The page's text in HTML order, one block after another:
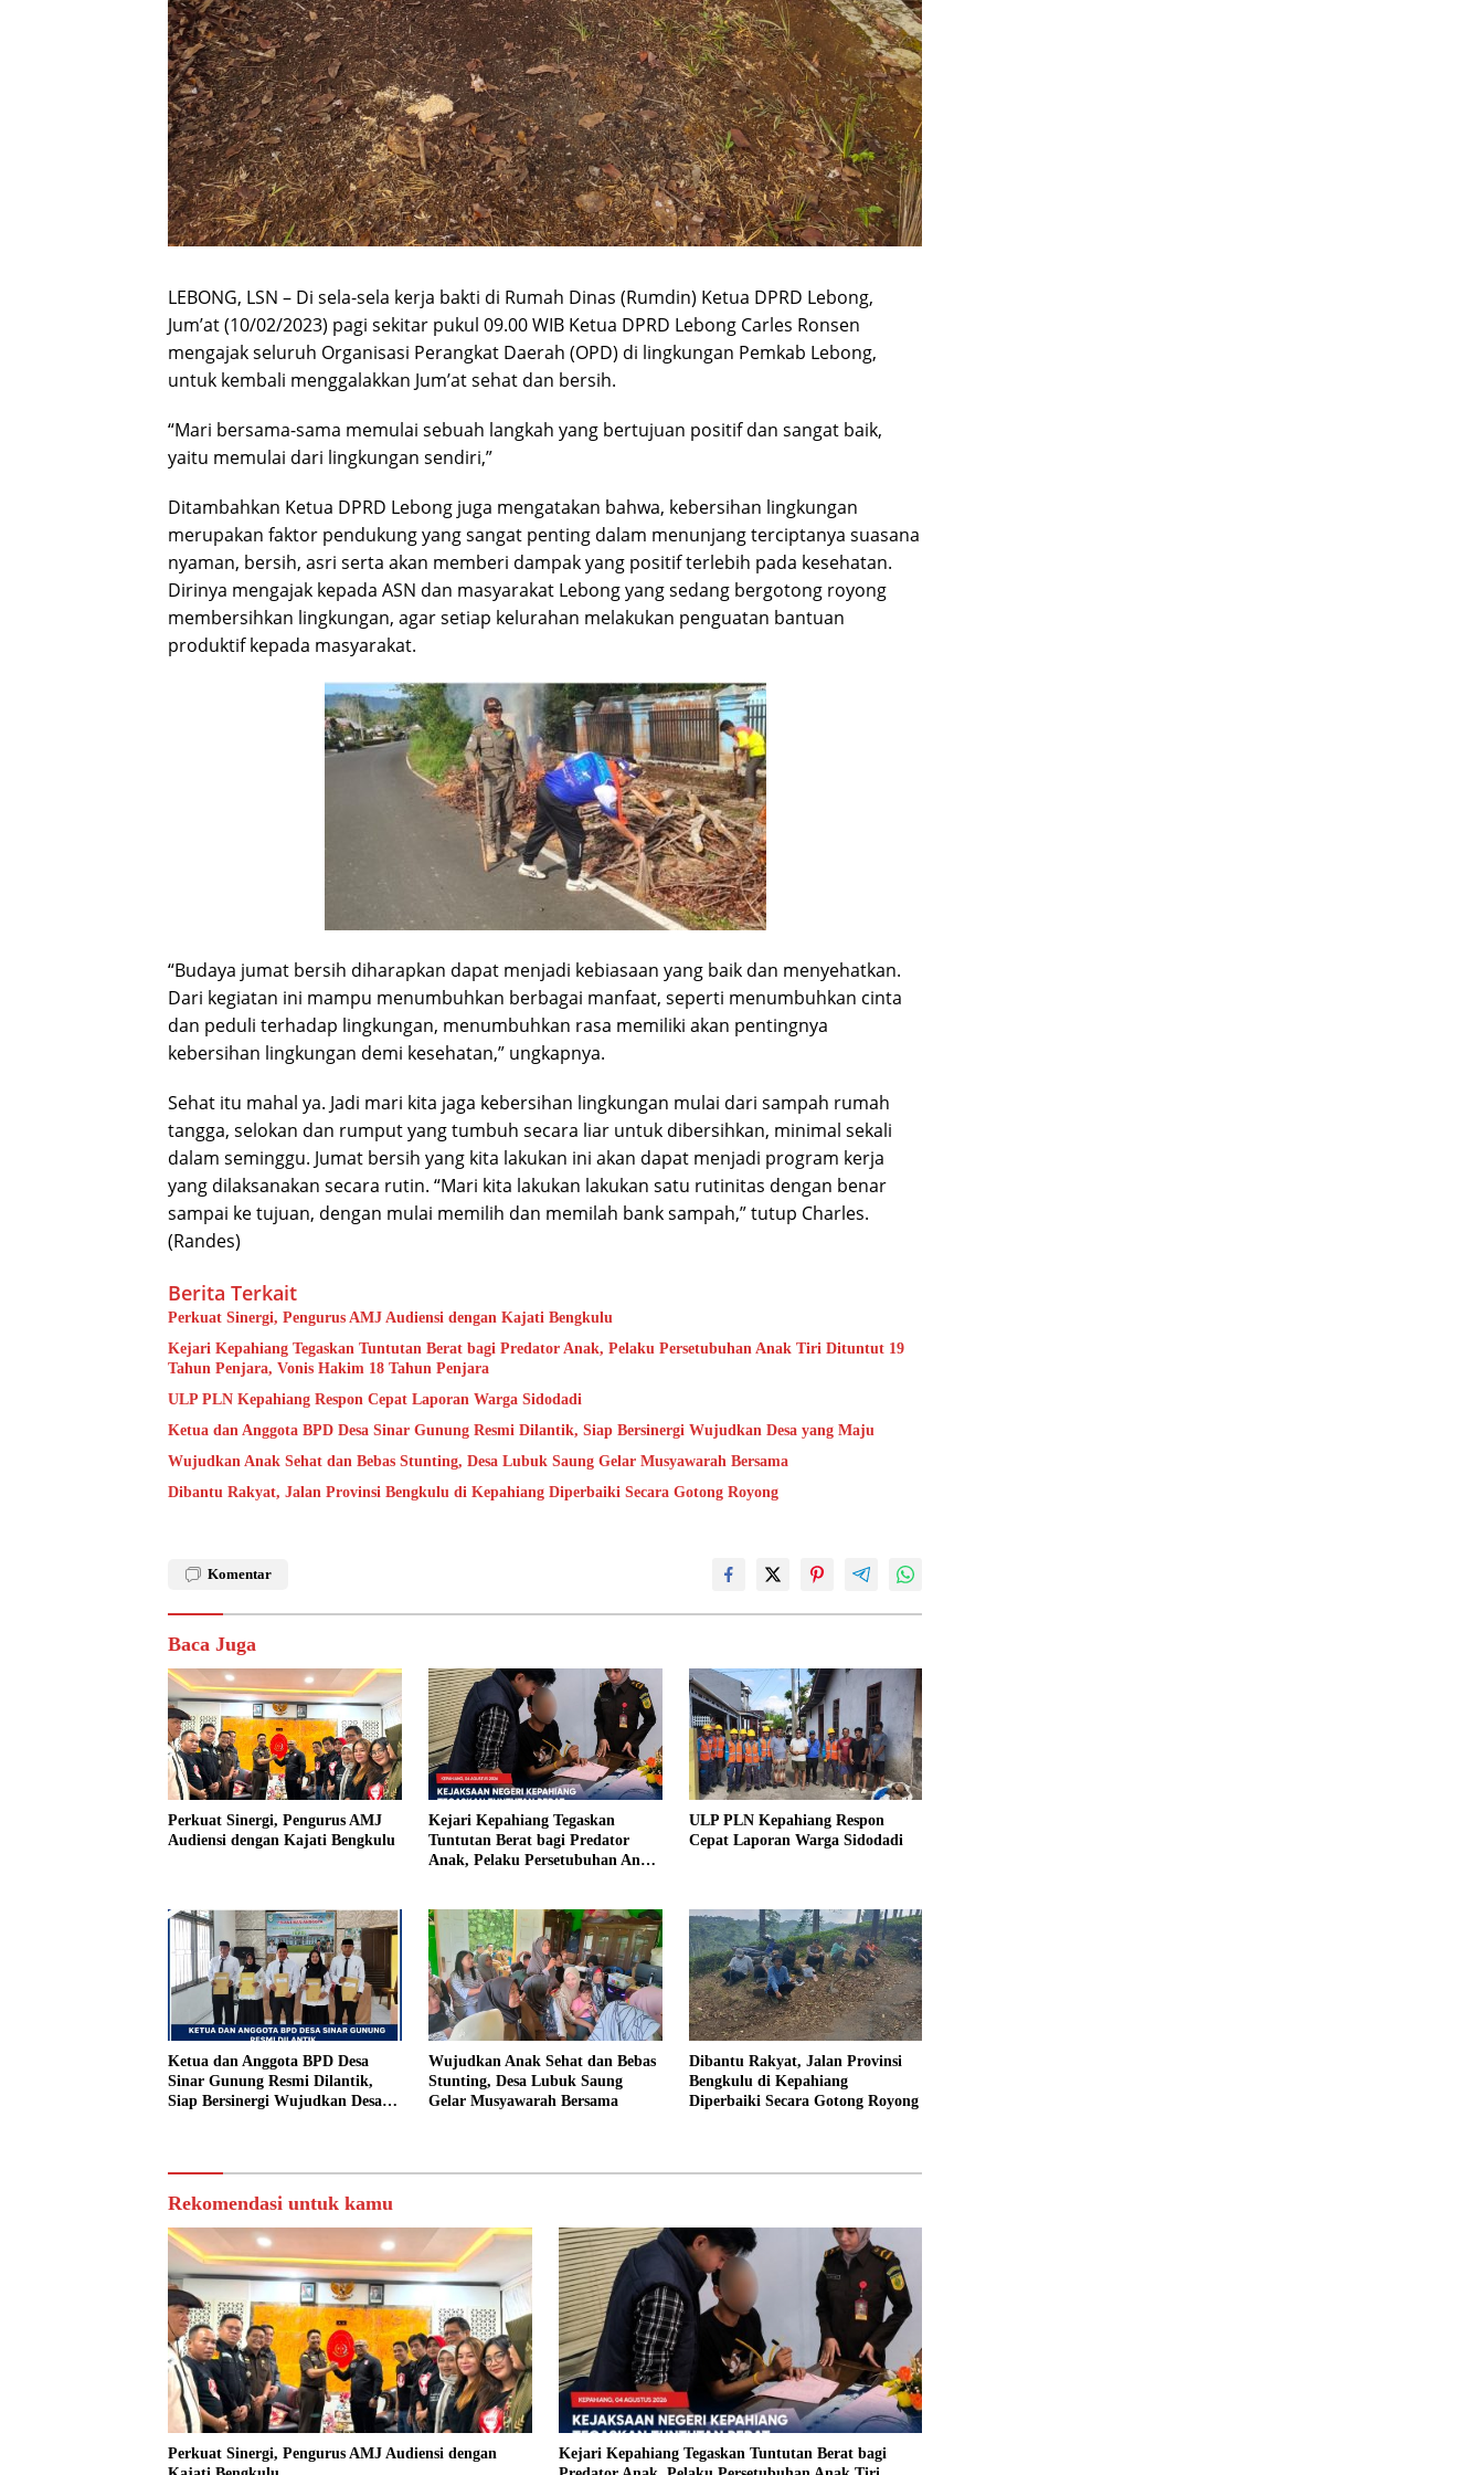
LEBONG, LSN – Di sela-sela kerja bakti di Rumah Dinas (Rumdin) Ketua DPRD Lebong,
Jum’at (10/02/2023) pagi sekitar pukul 09.00 WIB Ketua DPRD Lebong Carles Ronsen
mengajak seluruh Organisasi Perangkat Daerah (OPD) di lingkungan Pemkab Lebong,
untuk kembali menggalakkan Jum’at sehat dan bersih.
“Mari bersama-sama memulai sebuah langkah yang bertujuan positif dan sangat baik,
yaitu memulai dari lingkungan sendiri,”
Ditambahkan Ketua DPRD Lebong juga mengatakan bahwa, kebersihan lingkungan
merupakan faktor pendukung yang sangat penting dalam menunjang terciptanya suasana
nyaman, bersih, asri serta akan memberi dampak yang positif terlebih pada kesehatan.
Dirinya mengajak kepada ASN dan masyarakat Lebong yang sedang bergotong royong
membersihkan lingkungan, agar setiap kelurahan melakukan penguatan bantuan
produktif kepada masyarakat.
“Budaya jumat bersih diharapkan dapat menjadi kebiasaan yang baik dan menyehatkan.
Dari kegiatan ini mampu menumbuhkan berbagai manfaat, seperti menumbuhkan cinta
dan peduli terhadap lingkungan, menumbuhkan rasa memiliki akan pentingnya
kebersihan lingkungan demi kesehatan,” ungkapnya.
Sehat itu mahal ya. Jadi mari kita jaga kebersihan lingkungan mulai dari sampah rumah
tangga, selokan dan rumput yang tumbuh secara liar untuk dibersihkan, minimal sekali
dalam seminggu. Jumat bersih yang kita lakukan ini akan dapat menjadi program kerja
yang dilaksanakan secara rutin. “Mari kita lakukan lakukan satu rutinitas dengan benar
sampai ke tujuan, dengan mulai memilih dan memilah bank sampah,” tutup Charles.
(Randes)
Berita Terkait
Perkuat Sinergi, Pengurus AMJ Audiensi dengan Kajati Bengkulu
Kejari Kepahiang Tegaskan Tuntutan Berat bagi Predator Anak, Pelaku Persetubuhan Anak Tiri Dituntut 19
Tahun Penjara, Vonis Hakim 18 Tahun Penjara
ULP PLN Kepahiang Respon Cepat Laporan Warga Sidodadi
Ketua dan Anggota BPD Desa Sinar Gunung Resmi Dilantik, Siap Bersinergi Wujudkan Desa yang Maju
Wujudkan Anak Sehat dan Bebas Stunting, Desa Lubuk Saung Gelar Musyawarah Bersama
Dibantu Rakyat, Jalan Provinsi Bengkulu di Kepahiang Diperbaiki Secara Gotong Royong
Komentar
Baca Juga
Perkuat Sinergi, Pengurus AMJ
Audiensi dengan Kajati Bengkulu
Kejari Kepahiang Tegaskan
Tuntutan Berat bagi Predator
Anak, Pelaku Persetubuhan Anak
ULP PLN Kepahiang Respon
Cepat Laporan Warga Sidodadi
Ketua dan Anggota BPD Desa
Sinar Gunung Resmi Dilantik,
Siap Bersinergi Wujudkan Desa
Wujudkan Anak Sehat dan Bebas
Stunting, Desa Lubuk Saung
Gelar Musyawarah Bersama
Dibantu Rakyat, Jalan Provinsi
Bengkulu di Kepahiang
Diperbaiki Secara Gotong Royong
Rekomendasi untuk kamu
Perkuat Sinergi, Pengurus AMJ Audiensi dengan
Kejari Kepahiang Tegaskan Tuntutan Berat bagi